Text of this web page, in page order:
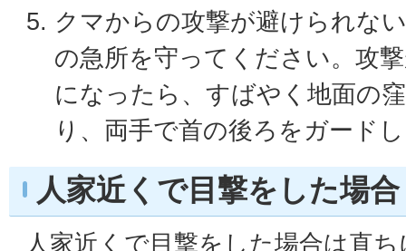
クマからの攻撃が避けられな
の急所を守ってください。攻
になったら、すばやく地面の
り、両手で首の後ろをガード
人家近くで目撃をした場合
人家近くで目撃をした場合は直